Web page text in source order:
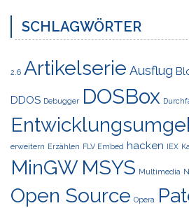
SCHLAGWÖRTER
2.6 Artikelserie Ausflug
DDOS Debugger DOSBox
erweitern Erzählen FLV Embed hacken IEX
MinGW MSYS Multimedia
Open Source Opera